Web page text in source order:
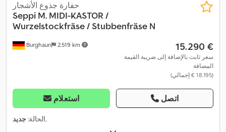
Burghaun 2.519 km
حفارة جذوع الأشجار
Seppi M. MIDI-KASTOR /
Wurzelstockfräse / Stubbenfräse N
‏15.290 €
سعر ثابت بالإضافة إلى ضريبة القيمة
المضافة
(‏18.195 € إجمالي)
استعلام اتصل
الحالة:جديد ,